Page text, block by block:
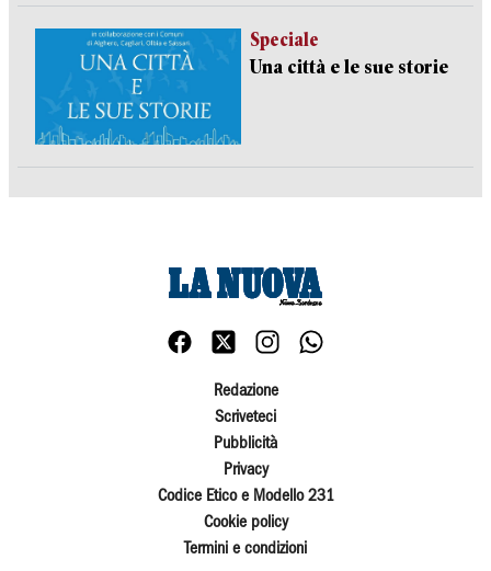
Speciale
Una città e le sue storie
Redazione
Scriveteci
Pubblicità
Privacy
Codice Etico e Modello 231
Cookie policy
Termini e condizioni